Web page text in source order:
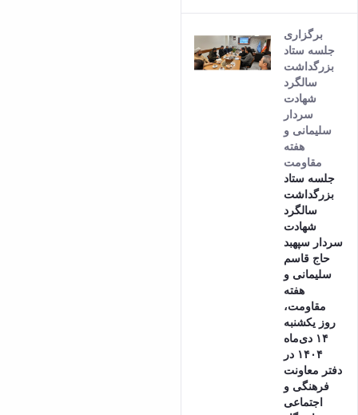
برگزاری
جلسه ستاد
بزرگداشت
سالگرد
شهادت
سردار
سلیمانی و
هفته
مقاومت
جلسه ستاد
بزرگداشت
سالگرد
شهادت
سردار سپهبد
حاج قاسم
سلیمانی و
هفته
مقاومت،
روز یکشنبه
۱۴ دی‌ماه
۱۴۰۴ در
دفتر معاونت
فرهنگی و
اجتماعی